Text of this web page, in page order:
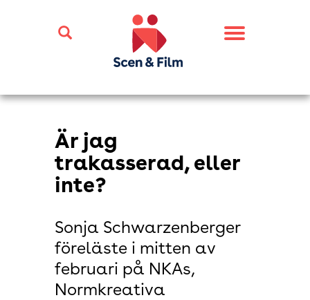
Toggle
Är jag
trakasserad, eller
inte?
Sonja Schwarzenberger
föreläste i mitten av
februari på NKAs,
Normkreativa